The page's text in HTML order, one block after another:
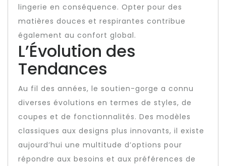
lingerie en conséquence. Opter pour des
matières douces et respirantes contribue
également au confort global.
L’Évolution des
Tendances
Au fil des années, le soutien-gorge a connu
diverses évolutions en termes de styles, de
coupes et de fonctionnalités. Des modèles
classiques aux designs plus innovants, il existe
aujourd’hui une multitude d’options pour
répondre aux besoins et aux préférences de